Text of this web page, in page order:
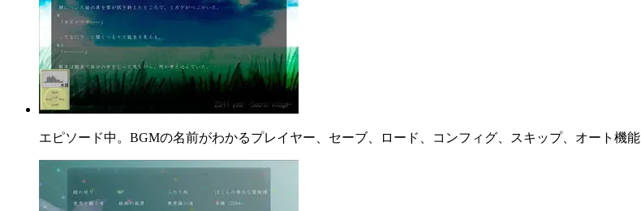
エピソード中。BGMの名前がわかるプレイヤー、セーブ、ロード、コンフィグ、スキップ、オート機能